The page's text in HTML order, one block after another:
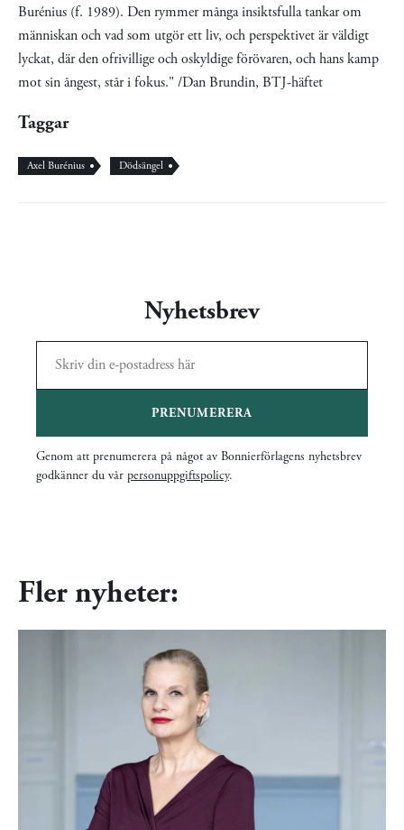
Burénius (f. 1989). Den rymmer många insiktsfulla tankar om
människan och vad som utgör ett liv, och perspektivet är väldigt
lyckat, där den ofrivillige och oskyldige förövaren, och hans kamp
mot sin ångest, står i fokus." /Dan Brundin, BTJ-häftet
Taggar
Axel Burénius Dödsängel
Nyhetsbrev
PRENUMERERA
Genom att prenumerera på något av Bonnierförlagens nyhetsbrev
godkänner du vår personuppgiftspolicy.
Fler nyheter: